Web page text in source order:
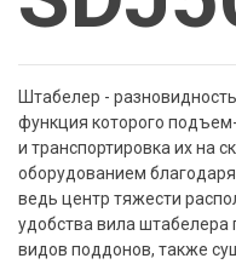
Штабелер -
функция которого
и транспортировка их на
оборудованием
ведь центр тяжести
удобства вила
видов поддонов, также